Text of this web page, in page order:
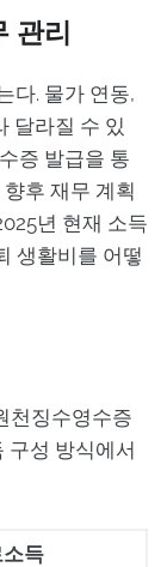
관리
다. 물가 연동,
달라질 수 있
증 발급을 통
후 재무 계획
년 현재 소득
생활비를 어떻
천징수영수증
구성 방식에서
득